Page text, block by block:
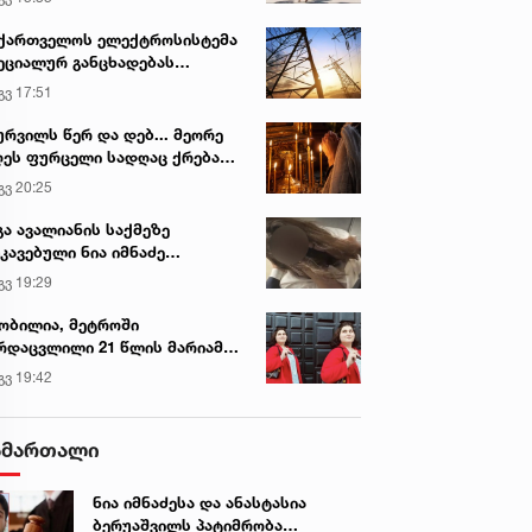
ელექტროსისტემა
განცხადებას
17:51
წერ და დებ... მეორე
ფურცელი სადღაც ქრება
სურვილი სრულდება...“ -
ტაძარი შიდა
20:25
ავალიანის საქმეზე
ნია იმნაძე
გადაჰყავთ
19:29
მეტროში
21 წლის მარიამ
ექსპერტიზის
19:42
ნია იმნაძესა და ანასტასია
ბერუაშვილს პატიმრობა